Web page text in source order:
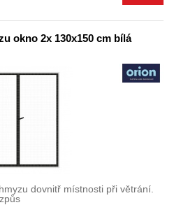
okno 2x 130x150 cm bílá
dovnitř místnosti při větrání.